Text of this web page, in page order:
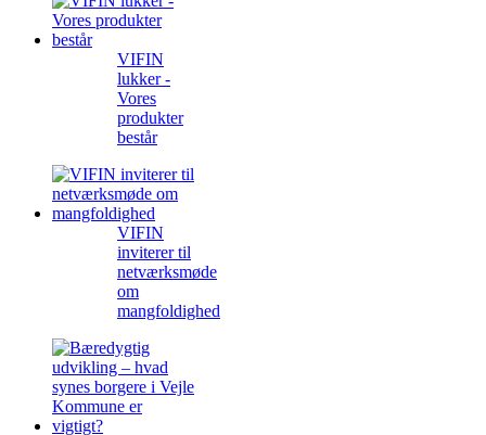
VIFIN
lukker -
Vores
produkter
består
VIFIN
inviterer til
netværksmøde
om
mangfoldighed